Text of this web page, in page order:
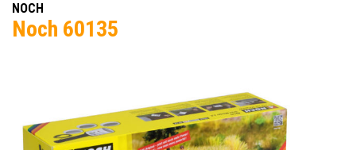
NOCH
Noch 60135